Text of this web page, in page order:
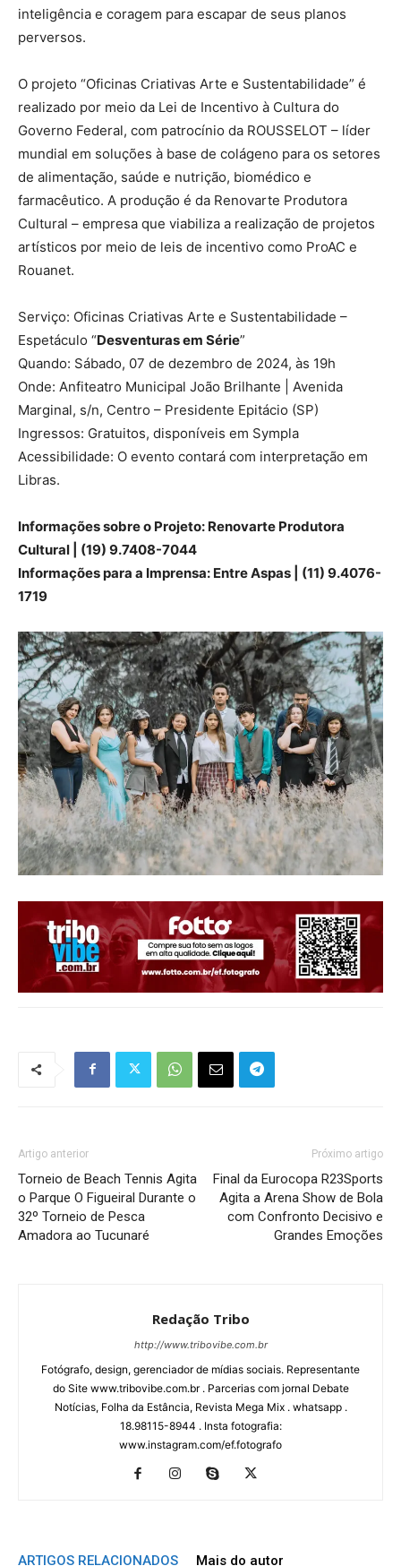
inteligência e coragem para escapar de seus planos
perversos.
O projeto “Oficinas Criativas Arte e Sustentabilidade” é
realizado por meio da Lei de Incentivo à Cultura do
Governo Federal, com patrocínio da ROUSSELOT – líder
mundial em soluções à base de colágeno para os setores
de alimentação, saúde e nutrição, biomédico e
farmacêutico. A produção é da Renovarte Produtora
Cultural – empresa que viabiliza a realização de projetos
artísticos por meio de leis de incentivo como ProAC e
Rouanet.
Serviço: Oficinas Criativas Arte e Sustentabilidade –
Espetáculo “Desventuras em Série”
Quando: Sábado, 07 de dezembro de 2024, às 19h
Onde: Anfiteatro Municipal João Brilhante | Avenida
Marginal, s/n, Centro – Presidente Epitácio (SP)
Ingressos: Gratuitos, disponíveis em Sympla
Acessibilidade: O evento contará com interpretação em
Libras.
Informações sobre o Projeto: Renovarte Produtora
Cultural | (19) 9.7408-7044
Informações para a Imprensa: Entre Aspas | (11) 9.4076-
1719
Artigo anterior
Torneio de Beach Tennis Agita
o Parque O Figueiral Durante o
32º Torneio de Pesca
Amadora ao Tucunaré
Próximo artigo
Final da Eurocopa R23Sports
Agita a Arena Show de Bola
com Confronto Decisivo e
Grandes Emoções
Redação Tribo
http://www.tribovibe.com.br
Fotógrafo, design, gerenciador de mídias sociais. Representante
do Site www.tribovibe.com.br . Parcerias com jornal Debate
Notícias, Folha da Estância, Revista Mega Mix . whatsapp .
18.98115-8944 . Insta fotografia:
www.instagram.com/ef.fotografo
ARTIGOS RELACIONADOS Mais do autor